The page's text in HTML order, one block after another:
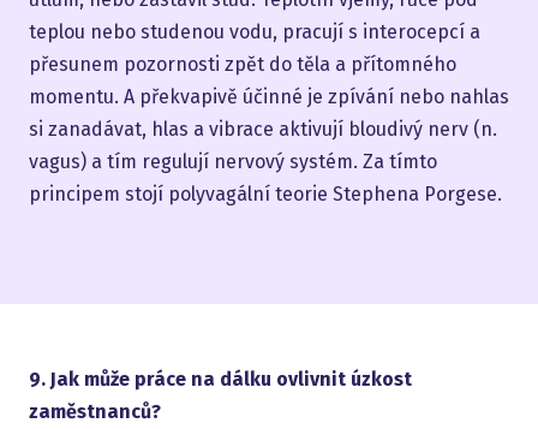
teplou nebo studenou vodu, pracují s interocepcí a
přesunem pozornosti zpět do těla a přítomného
momentu. A překvapivě účinné je zpívání nebo nahlas
si zanadávat, hlas a vibrace aktivují bloudivý nerv (n.
vagus) a tím regulují nervový systém. Za tímto
principem stojí polyvagální teorie Stephena Porgese.
9. Jak může práce na dálku ovlivnit úzkost
zaměstnanců?